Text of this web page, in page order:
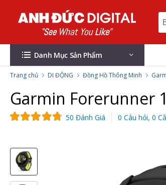
Danh Mục Sản Phẩm
Trang chủ DI ĐỘNG Đồng Hồ Thông Minh
Garmin Forerunner
50 Đánh Giá 0 Câu hỏi, 0